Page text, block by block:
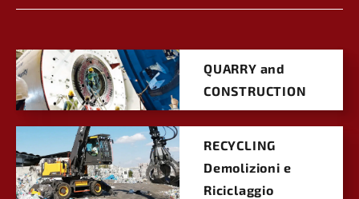
QUARRY and
CONSTRUCTION
RECYCLING
Demolizioni e
Riciclaggio